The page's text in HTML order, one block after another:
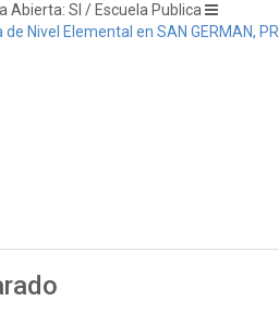
Abierta: SI / Escuela Publica
de Nivel Elemental en SAN GERMAN, PR